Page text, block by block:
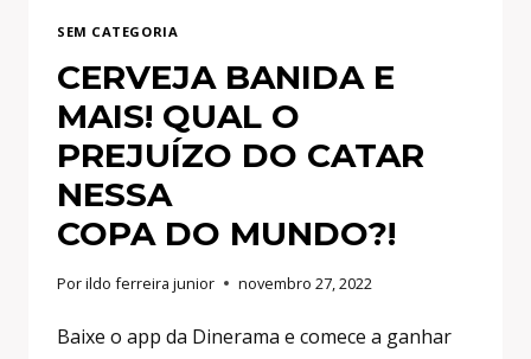
SEM CATEGORIA
CERVEJA BANIDA E
MAIS! QUAL O
PREJUÍZO DO CATAR
NESSA
COPA DO MUNDO?!
Porildo ferreira junior novembro 27, 2022
Baixe o app da Dinerama e comece a ganhar